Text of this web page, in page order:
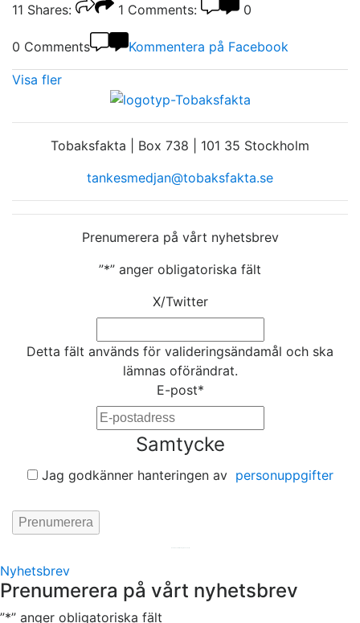
11 Shares: 1 Comments: 0
0 Comments Kommentera på Facebook
Visa fler
Tobaksfakta | Box 738 | 101 35 Stockholm
tankesmedjan@tobaksfakta.se
Prenumerera på vårt nyhetsbrev
”*” anger obligatoriska fält
X/Twitter
Detta fält används för valideringsändamål och ska
lämnas oförändrat.
E-post*
Samtycke
Jag godkänner hanteringen av personuppgifter
Nyhetsbrev
Prenumerera på vårt nyhetsbrev
”*” anger obligatoriska fält